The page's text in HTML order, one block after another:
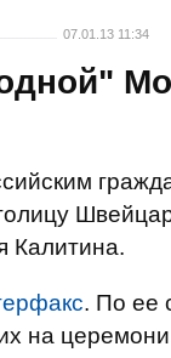
07.01.13 11:34
Калитина.
. По ее
на